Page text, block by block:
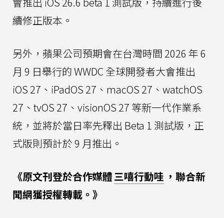
續修正版本。
另外，蘋果公司預期會在台灣時間 2026 年 6
月 9 日舉行的 WWDC 全球開發者大會推出
iOS 27、iPadOS 27、macOS 27、watchOS
27、tvOS 27、visionOS 27 等新一代作業系
統，並將於當日率先釋出 Beta 1 測試版，正
式版則預計於 9 月推出。
《原文刊登於合作媒體三嘻行動哇 ，聯合新
聞網獲授權轉載。》